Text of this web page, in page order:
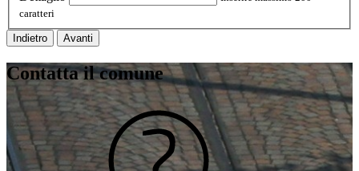
caratteri
Indietro Avanti
Contatta il comune